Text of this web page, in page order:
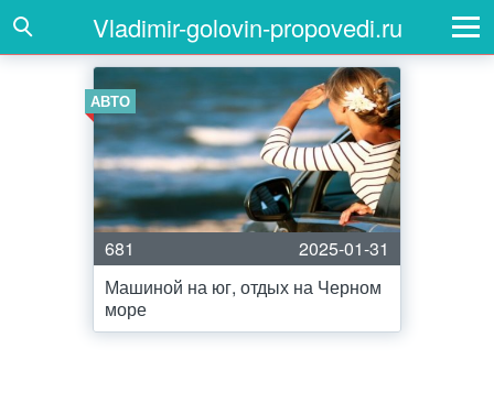
Vladimir-golovin-propovedi.ru
АВТО
681
2025-01-31
Машиной на юг, отдых на Черном
море